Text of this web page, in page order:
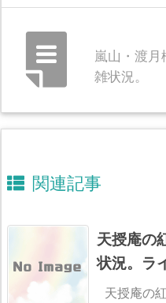
嵐山・渡
雑状況。
関連記事
天授庵の
状況。ラ
天授庵の